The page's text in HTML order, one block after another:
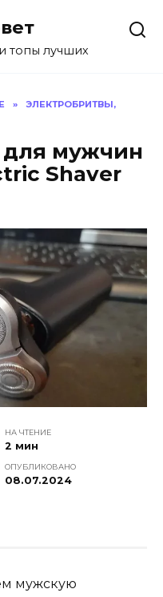
топы лучших
»
ЭЛЕКТРОБРИТВЫ,
для мужчин
Shaver
НА ЧТЕНИЕ
2 мин
ОПУБЛИКОВАНО
08.07.2024
мужскую